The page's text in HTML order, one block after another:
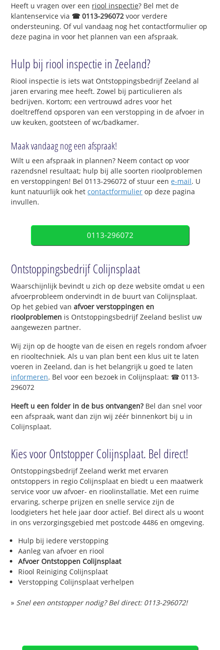
Heeft u vragen over een riool inspectie? Bel met de
klantenservice via ☎ 0113-296072 voor verdere
ondersteuning. Of vul vandaag nog het contactformulier op
deze pagina in voor het plannen van een afspraak.
Hulp bij riool inspectie in Zeeland?
Riool inspectie is iets wat Ontstoppingsbedrijf Zeeland al
jaren ervaring mee heeft. Zowel bij particulieren als
bedrijven. Kortom; een vertrouwd adres voor het
doeltreffend opsporen van een verstopping in de afvoer in
uw keuken, gootsteen of wc/badkamer.
Maak vandaag nog een afspraak!
Wilt u een afspraak in plannen? Neem contact op voor
razendsnel resultaat; hulp bij alle soorten rioolproblemen
en verstoppingen! Bel 0113-296072 of stuur eene-mail. U
kunt natuurlijk ook hetcontactformulier op deze pagina
invullen.
0113-296072
Ontstoppingsbedrijf Colijnsplaat
Waarschijnlijk bevindt u zich op deze website omdat u een
afvoerprobleem ondervindt in de buurt van Colijnsplaat.
Op het gebied vanafvoer verstoppingen en
rioolproblemen is Ontstoppingsbedrijf Zeeland beslist uw
aangewezen partner.
Wij zijn op de hoogte van de eisen en regels rondom afvoer
en riooltechniek. Als u van plan bent een klus uit te laten
voeren in Zeeland, dan is het belangrijk u goed te laten
informeren. Bel voor een bezoek in Colijnsplaat: ☎ 0113-
296072
Heeft u een folder in de bus ontvangen?Bel dan snel voor
een afspraak, want dan zijn wij zéér binnenkort bij u in
Colijnsplaat.
Kies voor Ontstopper Colijnsplaat. Bel direct!
Ontstoppingsbedrijf Zeeland werkt met ervaren
ontstoppers in regio Colijnsplaat en biedt u een maatwerk
service voor uw afvoer- en rioolinstallatie. Met een ruime
ervaring, scherpe prijzen en snelle service zijn de
loodgieters het hele jaar door actief. Bel direct als u woont
in ons verzorgingsgebied met postcode 4486 en omgeving.
Hulp bij iedere verstopping
Aanleg van afvoer en riool
Afvoer Ontstoppen Colijnsplaat
Riool Reiniging Colijnsplaat
Verstopping Colijnsplaat verhelpen
» Snel een ontstopper nodig? Bel direct: 0113-296072!